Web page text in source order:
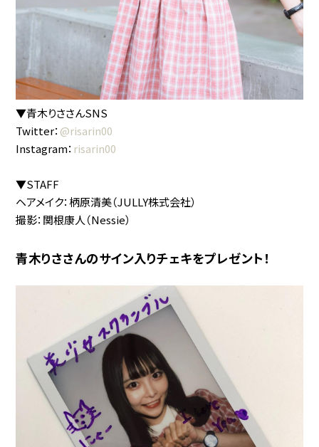
▼青木りささんSNS
Twitter： @risarin00
Instagram： risarin00
▼STAFF
ヘアメイク：柄原清美（JULLY株式会社）
撮影：関根康人（Nessie）
青木りささんのサイン入りチェキをプレゼント！